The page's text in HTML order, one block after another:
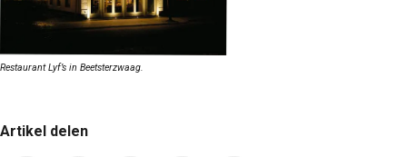
Restaurant Lyf’s in Beetsterzwaag.
Artikel delen